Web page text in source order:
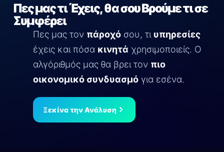
Πες μας τι Έχεις, θα σου Βρούμε τι σε
Συμφέρει
Πες μας τον πάροχό σου, τι υπηρεσίες
έχεις και πόσα κινητά χρησιμοποιείς. Ο
αλγόριθμός μας θα βρει τον πιο
οικονομικό συνδυασμό για εσένα.
Ξεκίνα την Ανάλυση